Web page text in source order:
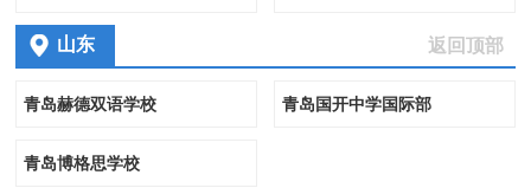
山东 返回顶部
青岛赫德双语学校 青岛国开中学国际部
青岛博格思学校